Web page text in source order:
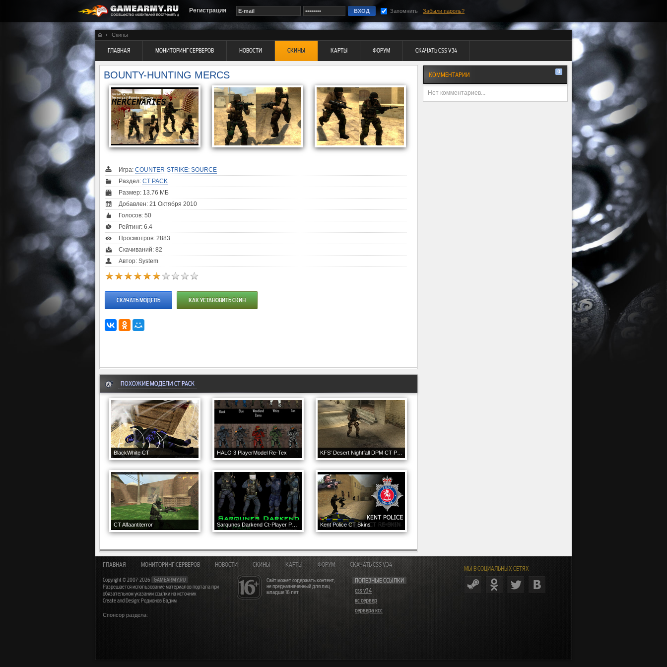
Регистрация Запомнить Забыли пароль?
Скины
ГЛАВНАЯ МОНИТОРИНГ СЕРВЕРОВ НОВОСТИ СКИНЫ КАРТЫ ФОРУМ СКАЧАТЬ CSS V34
BOUNTY-HUNTING MERCS
Игра: COUNTER-STRIKE: SOURCE
Раздел: CT PACK
Размер: 13.76 МБ
Добавлен: 21 Октября 2010
Голосов: 50
Рейтинг: 6.4
Просмотров: 2883
Скачиваний: 82
Автор: System
СКАЧАТЬ МОДЕЛЬ КАК УСТАНОВИТЬ СКИН
ПОХОЖИЕ МОДЕЛИ CT PACK
BlackWhite CT HALO 3 PlayerModel Re-Tex
CT Alfaantiterror Kent Police CT Skins
КОММЕНТАРИИ 0
Нет комментариев...
МЫ В СОЦИАЛЬНЫХ СЕТЯХ
Сайт может содержать контент,
не предназначенный для лиц
младше 16 лет
ПОЛЕЗНЫЕ ССЫЛКИ
css v34
кс сервер
сервера ксс
ГЛАВНАЯ МОНИТОРИНГ СЕРВЕРОВ НОВОСТИ СКИНЫ КАРТЫ ФОРУМ СКАЧАТЬ CSS V34
Copyright © 2007-2026
GAMEARMY.RU
Разрешается использование материалов портала при
обязательном указании ссылки на источник
Create and Design: Родионов Вадим
Спонсор раздела: